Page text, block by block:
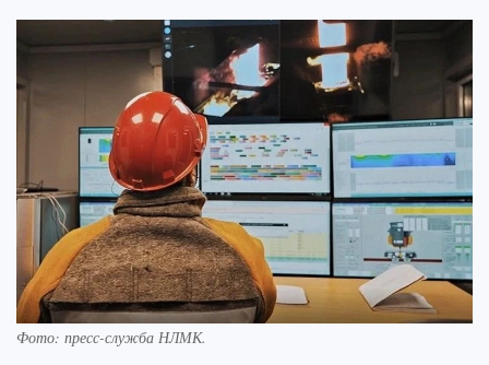
Фото: пресс-служба НЛМК.